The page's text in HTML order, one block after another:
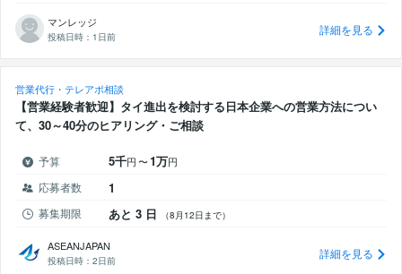
マンレッジ
投稿日時： 1日前 詳細を見る
営業代行・テレアポ相談
【営業経験者歓迎】タイ進出を検討する日本企業への営業方法につい
て、30～40分のヒアリング・ご相談
予算 5千円〜1万円
応募者数 1
募集期限 あと 3 日 （8月12日まで）
ASEANJAPAN
投稿日時： 2日前 詳細を見る